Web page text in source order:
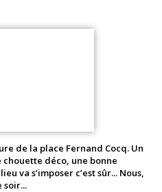
de la place Fernand Cocq. Un
chouette déco, une bonne
va s’imposer c’est sûr... Nous,
soir...